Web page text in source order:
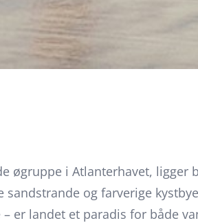
øgruppe i Atlanterhavet,
sandstrande og farverige
er landet et paradis for både